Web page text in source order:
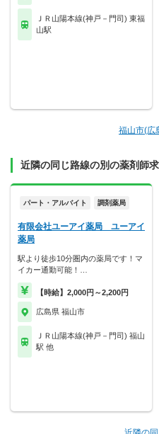
ＪＲ山陽本線(神戸－門司) 東福
山駅
福山市(広
近隣の同じ路線の別の薬剤師
パート・アルバイト 調剤薬局
有限会社ユーアイ薬局 ユーアイ
薬局
駅より徒歩10分圏内の薬局です！マ
イカー通勤可能！…
【時給】2,000円～2,200円
広島県 福山市
ＪＲ山陽本線(神戸－門司) 福山
駅 他